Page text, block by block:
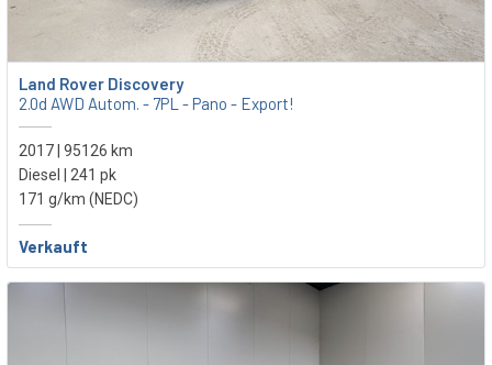
Land Rover Discovery
2.0d AWD Autom. - 7PL - Pano - Export!
2017 | 95126 km
Diesel | 241 pk
171 g/km (NEDC)
Verkauft